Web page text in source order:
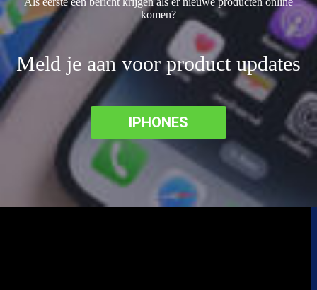
komen?
Meld je aan voor product updates
IPHONES